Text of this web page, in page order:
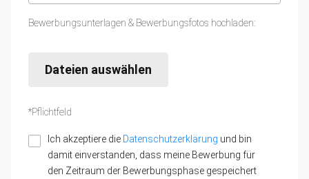
Bewerbungsunterlagen & Bewerbungsfotos hochladen:
Dateien auswählen
*Pflichtfeld
Ich akzeptiere die Datenschutzerklärung und bin
damit einverstanden, dass meine Bewerbung für
den Zeitraum der Bewerbungsphase gespeichert